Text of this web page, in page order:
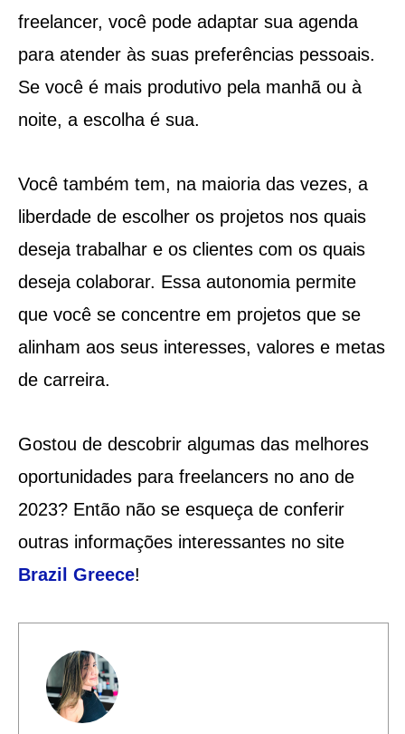
freelancer, você pode adaptar sua agenda
para atender às suas preferências pessoais.
Se você é mais produtivo pela manhã ou à
noite, a escolha é sua.
Você também tem, na maioria das vezes, a
liberdade de escolher os projetos nos quais
deseja trabalhar e os clientes com os quais
deseja colaborar. Essa autonomia permite
que você se concentre em projetos que se
alinham aos seus interesses, valores e metas
de carreira.
Gostou de descobrir algumas das melhores
oportunidades para freelancers no ano de
2023? Então não se esqueça de conferir
outras informações interessantes no site
Brazil Greece!